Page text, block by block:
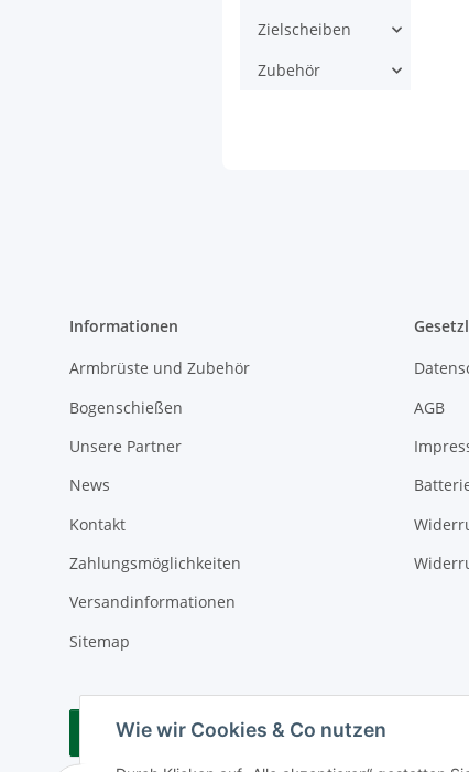
Wie wir Cookies & Co nutzen
Zielscheiben
Zubehör
Informationen
Armbrüste und Zubehör
Bogenschießen
Unsere Partner
News
Kontakt
Zahlungsmöglichkeiten
Versandinformationen
Sitemap
AGB
Vertrag widerrufen